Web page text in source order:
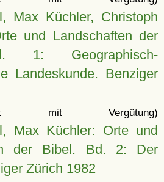
Max Küchler, Christoph
und Landschaften der
1: Geographisch-
Landeskunde. Benziger
mit Vergütung)
Max Küchler: Orte und
der Bibel. Bd. 2: Der
Zürich 1982